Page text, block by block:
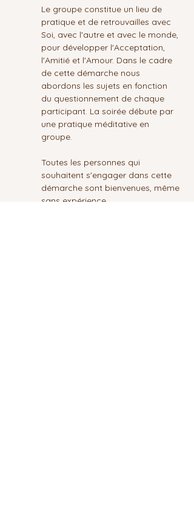
Le groupe constitue un lieu de
pratique et de retrouvailles avec
Soi, avec l'autre et avec le monde,
pour développer l'Acceptation,
l'Amitié et l'Amour. Dans le cadre
de cette démarche nous
abordons les sujets en fonction
du questionnement de chaque
participant. La soirée débute par
une pratique méditative en
groupe.
Toutes les personnes qui
souhaitent s'engager dans cette
démarche sont bienvenues, même
sans expérience.